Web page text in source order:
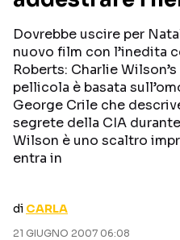
Categorie
NOTIZIE
CURIOSITÀ
RECENSIONI
Dovrebbe uscire per
nuovo film con l’inedita
Roberts: Charlie
pellicola è basata
George Crile che
segrete della CIA
Wilson è uno scaltro
entra in
di CARLA
21 GIUGNO 2007 06:08